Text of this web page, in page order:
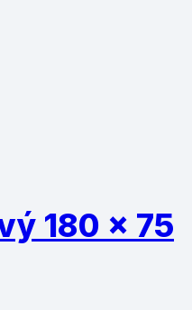
180 x 75